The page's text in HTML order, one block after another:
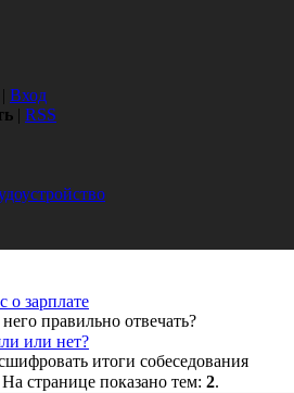
| Вход
| RSS
о зарплате
правильно отвечать?
или нет?
итоги собеседования
На странице показано тем: 2.